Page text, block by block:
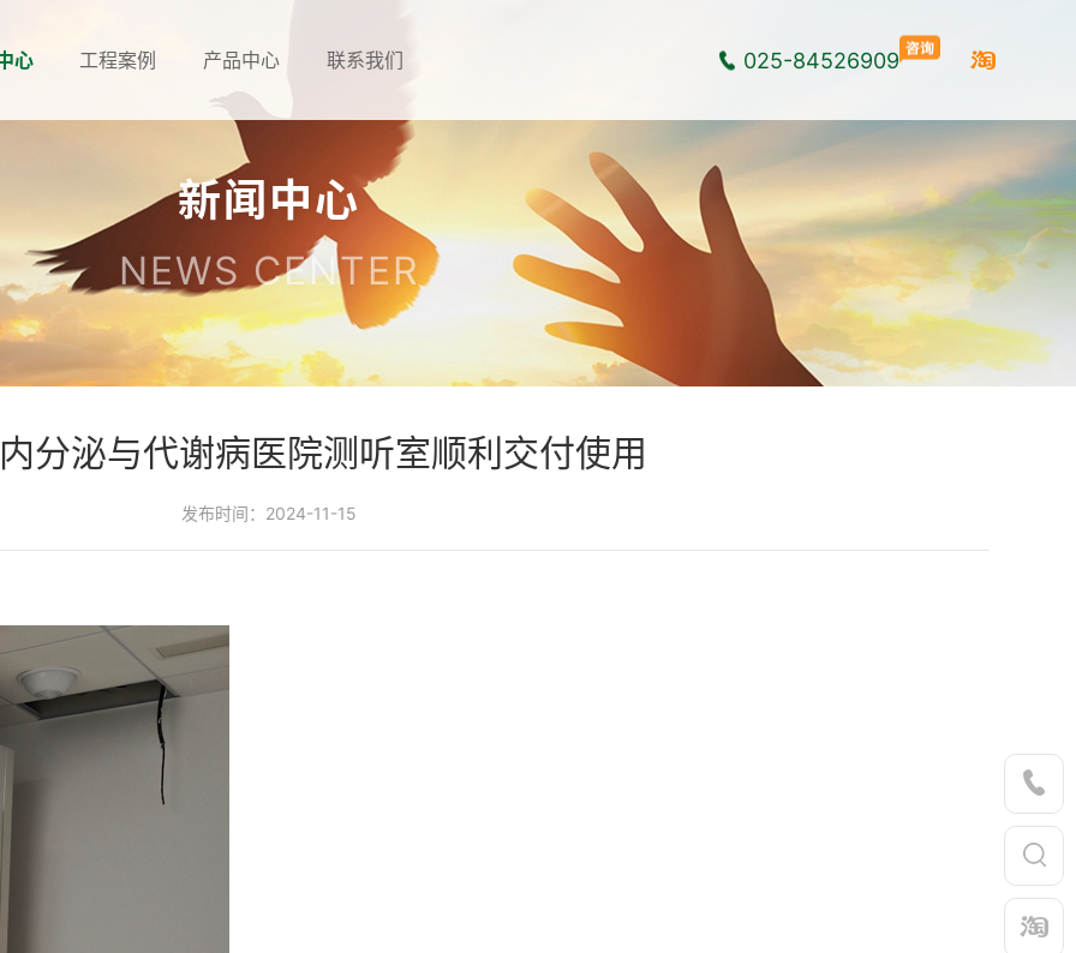
心 工程案例 产品中心 联系我们 025-84526909
新闻中心
NEWS CENTER
分泌与代谢病医院测听室顺利交付使用
发布时间：2024-11-15